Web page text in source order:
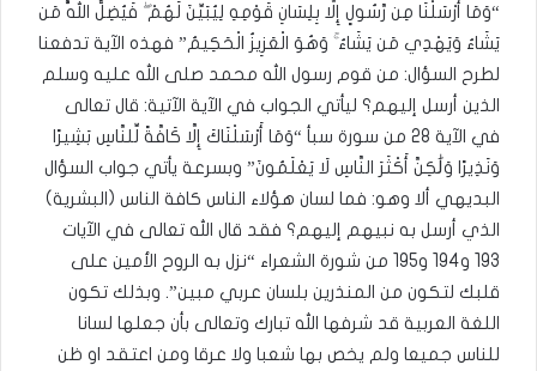
“وَمَا أَرْسَلْنَا مِن رَّسُولٍ إِلَّا بِلِسَانِ قَوْمِهِ لِيُبَيِّنَ لَهُمْ ۖ فَيُضِلُّ اللَّهُ مَن
يَشَاءُ وَيَهْدِي مَن يَشَاءُ ۚ وَهُوَ الْعَزِيزُ الْحَكِيمُ” فهذه الآية تدفعنا
لطرح السؤال: من قوم رسول الله محمد صلى الله عليه وسلم
الذين أرسل إليهم؟ ليأتي الجواب في الآية الآتية: قال تعالى
في الآية 28 من سورة سبأ “وَمَا أَرْسَلْنَاكَ إِلَّا كَافَّةً لِّلنَّاسِ بَشِيرًا
وَنَذِيرًا وَلَٰكِنَّ أَكْثَرَ النَّاسِ لَا يَعْلَمُونَ” وبسرعة يأتي جواب السؤال
البديهي ألا وهو: فما لسان هؤلاء الناس كافة الناس (البشرية)
الذي أرسل به نبيهم إليهم؟ فقد قال الله تعالى في الآيات
193 و194 و195 من شورة الشعراء “نزل به الروح الأمين على
قلبك لتكون من المنذرين بلسان عربي مبين”. وبذلك تكون
اللغة العربية قد شرفها الله تبارك وتعالى بأن جعلها لسانا
للناس جميعا ولم يخص بها شعبا ولا عرقا ومن اعتقد او ظن